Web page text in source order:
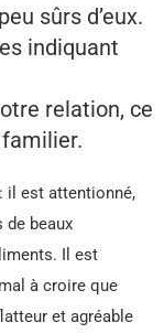
sûrs d’eux.
indiquant
relation, ce
il est attentionné,
de beaux
Il est
à croire que
et agréable